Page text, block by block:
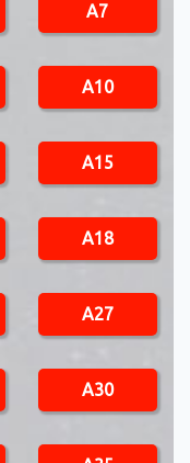
A7
A10
A15
A18
A27
A30